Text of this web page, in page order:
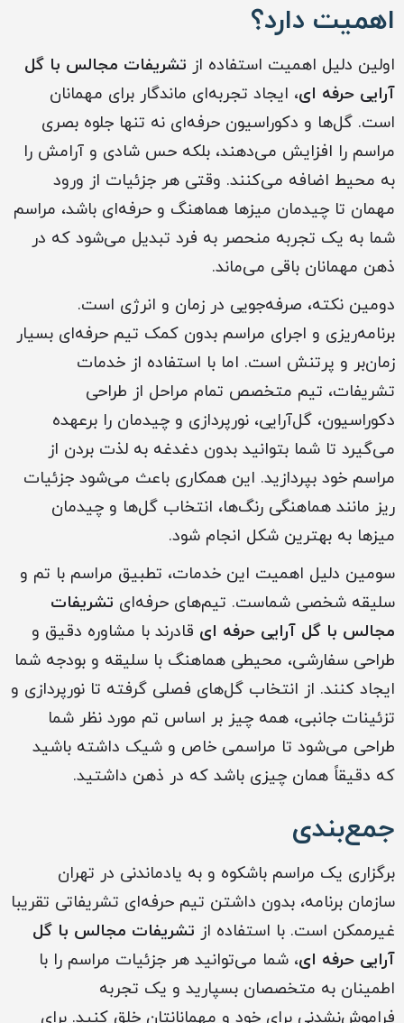
اهمیت دارد؟
اولین دلیل اهمیت استفاده از تشریفات مجالس با گل
آرایی حرفه ای، ایجاد تجربه‌ای ماندگار برای مهمانان
است. گل‌ها و دکوراسیون حرفه‌ای نه تنها جلوه بصری
مراسم را افزایش می‌دهند، بلکه حس شادی و آرامش را
به محیط اضافه می‌کنند. وقتی هر جزئیات از ورود
مهمان تا چیدمان میزها هماهنگ و حرفه‌ای باشد، مراسم
شما به یک تجربه منحصر به فرد تبدیل می‌شود که در
ذهن مهمانان باقی می‌ماند.
دومین نکته، صرفه‌جویی در زمان و انرژی است.
برنامه‌ریزی و اجرای مراسم بدون کمک تیم حرفه‌ای بسیار
زمان‌بر و پرتنش است. اما با استفاده از خدمات
تشریفات، تیم متخصص تمام مراحل از طراحی
دکوراسیون، گل‌آرایی، نورپردازی و چیدمان را برعهده
می‌گیرد تا شما بتوانید بدون دغدغه به لذت بردن از
مراسم خود بپردازید. این همکاری باعث می‌شود جزئیات
ریز مانند هماهنگی رنگ‌ها، انتخاب گل‌ها و چیدمان
میزها به بهترین شکل انجام شود.
سومین دلیل اهمیت این خدمات، تطبیق مراسم با تم و
سلیقه شخصی شماست. تیم‌های حرفه‌ای تشریفات
مجالس با گل آرایی حرفه ای قادرند با مشاوره دقیق و
طراحی سفارشی، محیطی هماهنگ با سلیقه و بودجه شما
ایجاد کنند. از انتخاب گل‌های فصلی گرفته تا نورپردازی و
تزئینات جانبی، همه چیز بر اساس تم مورد نظر شما
طراحی می‌شود تا مراسمی خاص و شیک داشته باشید
که دقیقاً همان چیزی باشد که در ذهن داشتید.
جمع‌بندی
برگزاری یک مراسم باشکوه و به یادماندنی در تهران
سازمان برنامه، بدون داشتن تیم حرفه‌ای تشریفاتی تقریبا
غیرممکن است. با استفاده از تشریفات مجالس با گل
آرایی حرفه ای، شما می‌توانید هر جزئیات مراسم را با
اطمینان به متخصصان بسپارید و یک تجربه
فراموش‌نشدنی برای خود و مهمانانتان خلق کنید. برای